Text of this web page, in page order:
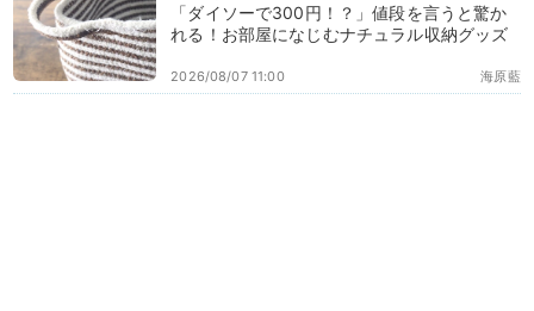
「ダイソーで300円！？」値段を言うと驚か
れる！お部屋になじむナチュラル収納グッズ
海原藍
2026/08/07 11:00